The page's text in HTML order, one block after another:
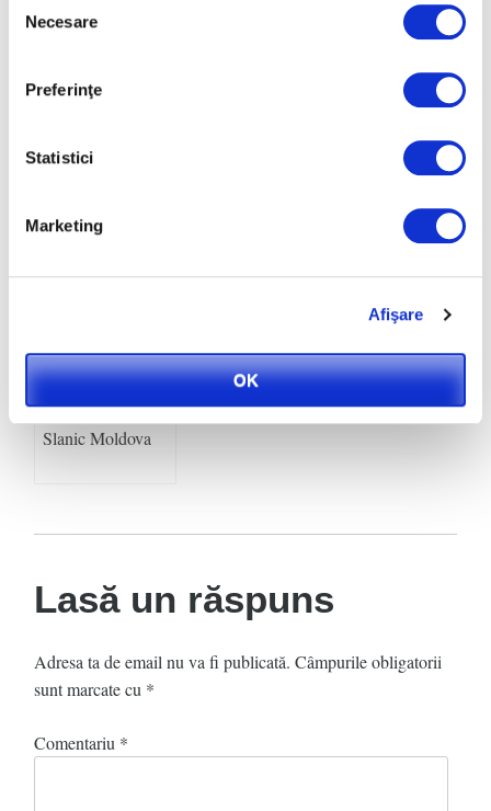
consimțământului
Necesare
Preferinţe
Statistici
Marketing
Afişare
OK
Aronia sau
Scorusul: un
frunze decorative
deosebite
Cadouri speciale
Revelion 2013 la
Slanic Moldova
Lasă un răspuns
Adresa ta de email nu va fi publicată. Câmpurile obligatorii
sunt marcate cu *
Comentariu *